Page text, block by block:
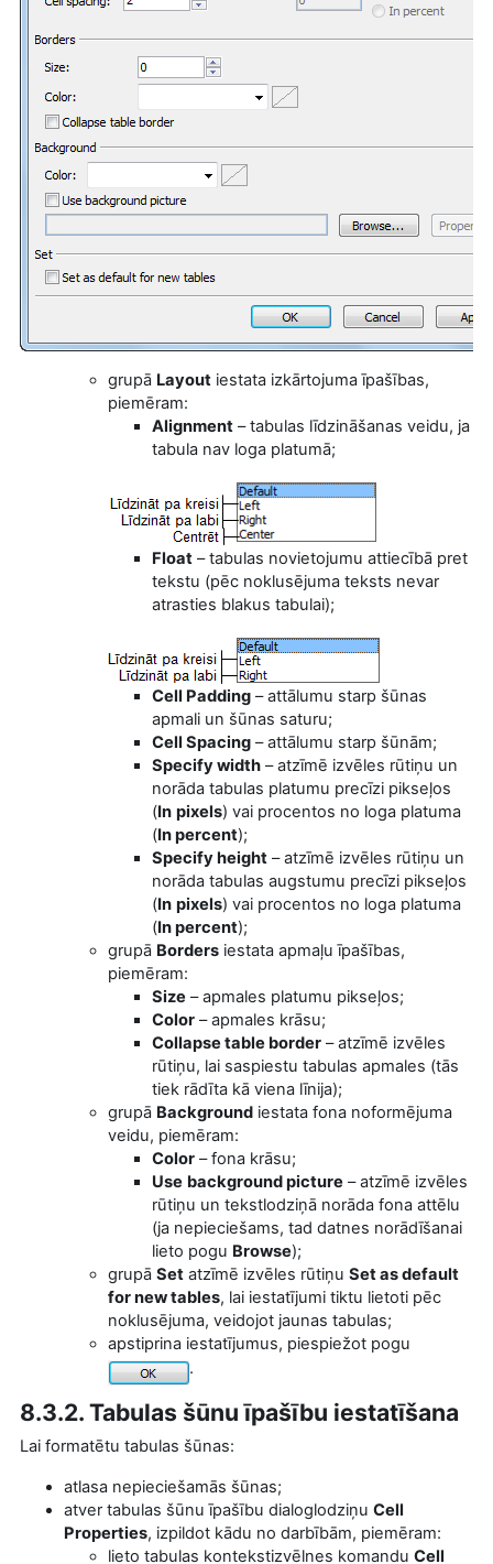
grupā Layout iestata izkārtojuma īpašības,
piemēram:
Alignment – tabulas līdzināšanas veidu, ja
tabula nav loga platumā;
Float – tabulas novietojumu attiecībā pret
tekstu (pēc noklusējuma teksts nevar
atrasties blakus tabulai);
Cell Padding – attālumu starp šūnas
apmali un šūnas saturu;
Cell Spacing – attālumu starp šūnām;
Specify width –atzīmē izvēles rūtiņu un
norāda tabulas platumu precīzi pikseļos
(In pixels) vai procentos no loga platuma
(In percent);
Specify height –atzīmē izvēles rūtiņu un
norāda tabulas augstumu precīzi pikseļos
(In pixels) vai procentos no loga platuma
(In percent);
grupā Borders iestata apmaļu īpašības,
piemēram:
Size – apmales platumu pikseļos;
Color – apmales krāsu;
Collapse table border –atzīmē izvēles
rūtiņu, lai saspiestu tabulas apmales (tās
tiek rādīta kā viena līnija);
grupā Background iestata fona noformējuma
veidu, piemēram:
Color – fona krāsu;
Use background picture –atzīmē izvēles
rūtiņu un tekstlodziņā norāda fona attēlu
(ja nepieciešams, tad datnes norādīšanai
lieto pogu Browse);
grupā Set atzīmē izvēles rūtiņu Set as default
for new tables, lai iestatījumi tiktu lietoti pēc
noklusējuma, veidojot jaunas tabulas;
apstiprina iestatījumus, piespiežot pogu
.
8.3.2. Tabulas šūnu īpašību iestatīšana
Lai formatētu tabulas šūnas:
atlasa nepieciešamās šūnas;
atver tabulas šūnu īpašību dialoglodziņu Cell
Properties, izpildot kādu no darbībām, piemēram:
lieto tabulas kontekstizvēlnes komandu Cell